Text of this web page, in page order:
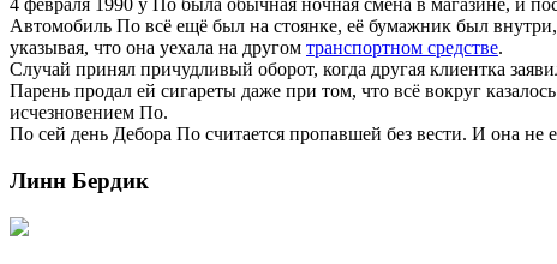
4 февраля 1990 у По была обычная ночная смена в магазине, и
Автомобиль По всё ещё был на стоянке, её бумажник был
указывая, что она уехала на другом транспортном средстве.
Случай принял причудливый оборот, когда другая клиентка
Парень продал ей сигареты даже при том, что всё вокруг
исчезновением По.
По сей день Дебора По считается пропавшей без вести. И она не
Линн Бердик